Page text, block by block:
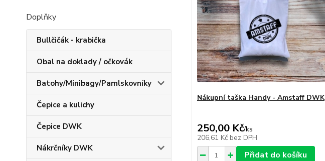
Doplňky
Bullčičák - krabička
Obal na doklady / očkovák
Batohy/Minibagy/Pamlskovníky
Čepice a kulichy
Čepice DWK
Nákrčníky DWK
Nákupní taška Handy - Amstaff DWK
250,00 Kč/ks
206,61 Kč bez DPH
Přidat do košíku